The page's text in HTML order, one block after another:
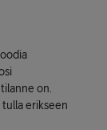
on.
erikseen